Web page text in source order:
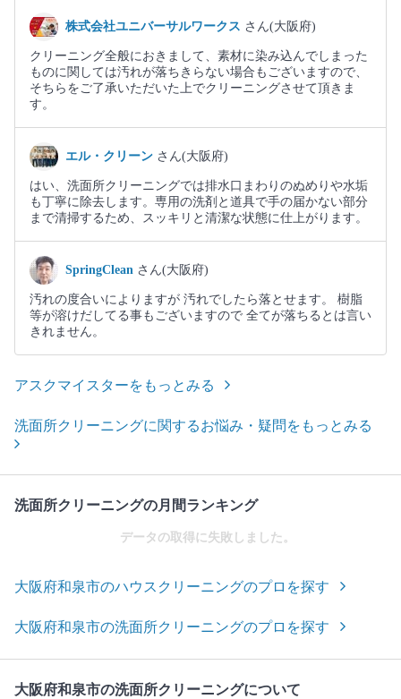
株式会社ユニバーサルワークス さん(大阪府)
クリーニング全般におきまして、素材に染み込んでしまった
ものに関しては汚れが落ちきらない場合もございますので、
そちらをご了承いただいた上でクリーニングさせて頂きま
す。
エル・クリーン さん(大阪府)
はい、洗面所クリーニングでは排水口まわりのぬめりや水垢
も丁寧に除去します。専用の洗剤と道具で手の届かない部分
まで清掃するため、スッキリと清潔な状態に仕上がります。
SpringClean さん(大阪府)
汚れの度合いによりますが 汚れでしたら落とせます。 樹脂
等が溶けだしてる事もございますので 全てが落ちるとは言い
きれません。
アスクマイスターをもっとみる
洗面所クリーニングに関するお悩み・疑問をもっとみる
洗面所クリーニングの月間ランキング
データの取得に失敗しました。
大阪府和泉市のハウスクリーニングのプロを探す
大阪府和泉市の洗面所クリーニングのプロを探す
大阪府和泉市の洗面所クリーニングについて